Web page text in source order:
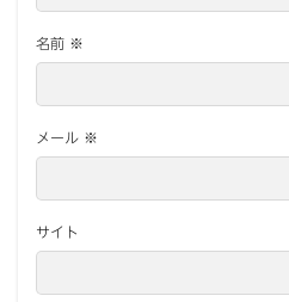
名前 ※
メール ※
サイト